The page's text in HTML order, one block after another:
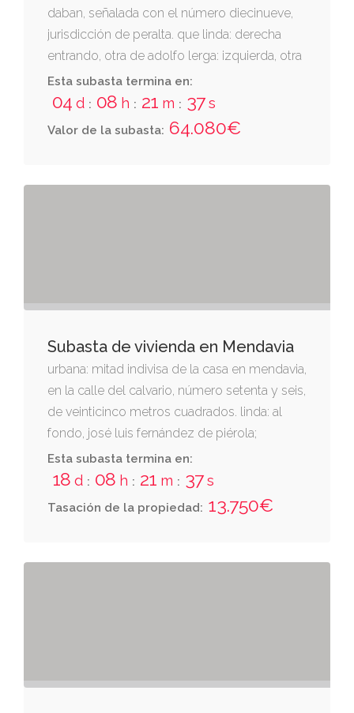
daban, señalada con el número diecinueve,
jurisdicción de peralta. que linda: derecha
entrando, otra de adolfo lerga: izquierda, otra
de alejandro delgado; espalda, otra de cirila
irigaray. consta de tres pisos y el bajo. se
halla asentada sobre una parcela de ciento
veintiocho metros cuadrados. inscrita en el
1880, libro 153, folio 1, inscripción 17.
Esta subasta termina en:
04 d : 08 h : 21 m : 36s
Valor de la subasta: 64.080€
Subasta de vivienda en Mendavia
urbana: mitad indivisa de la casa en mendavia,
en la calle del calvario, número setenta y seis,
de veinticinco metros cuadrados. linda: al
fondo, josé luis fernández de piérola;
derecha, josé fernández de piérola; e
izquierda, luis uzqueda gómez. es la parcela
Esta subasta termina en:
18 d : 08 h : 21 m : 36s
Tasación de la propiedad: 13.750€